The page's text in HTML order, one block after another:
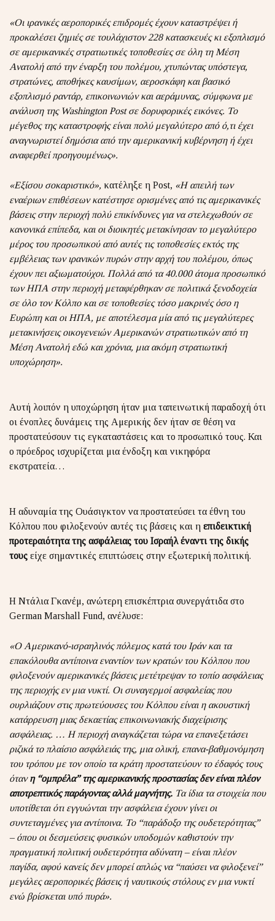
«Οι ιρανικές αεροπορικές επιδρομές έχουν καταστρέψει ή
προκαλέσει ζημιές σε τουλάχιστον 228 κατασκευές κι εξοπλισμό
σε αμερικανικές στρατιωτικές τοποθεσίες σε όλη τη Μέση
Ανατολή από την έναρξη του πολέμου, χτυπώντας υπόστεγα,
στρατώνες, αποθήκες καυσίμων, αεροσκάφη και βασικό
εξοπλισμό ραντάρ, επικοινωνιών και αεράμυνας, σύμφωνα με
ανάλυση της Washington Postσε δορυφορικές εικόνες. Το
μέγεθος της καταστροφής είναι πολύ μεγαλύτερο από ό,τι έχει
αναγνωριστεί δημόσια από την αμερικανική κυβέρνηση ή έχει
αναφερθεί προηγουμένως».
«Εξίσου σοκαριστικό», κατέληξε η Post, «Η απειλή των
εναέριων επιθέσεων κατέστησε ορισμένες από τις αμερικανικές
βάσεις στην περιοχή πολύ επικίνδυνες για να στελεχωθούν σε
κανονικά επίπεδα, και οι διοικητές μετακίνησαν το μεγαλύτερο
μέρος του προσωπικού από αυτές τις τοποθεσίες εκτός της
εμβέλειας των ιρανικών πυρών στην αρχή του πολέμου, όπως
έχουν πει αξιωματούχοι. Πολλά από τα 40.000 άτομα προσωπικό
των ΗΠΑ στην περιοχή μεταφέρθηκαν σε πολιτικά ξενοδοχεία
σε όλο τον Κόλπο και σε τοποθεσίες τόσο μακρινές όσο η
Ευρώπη και οι ΗΠΑ, με αποτέλεσμα μία από τις μεγαλύτερες
μετακινήσεις οικογενειών Αμερικανών στρατιωτικών από τη
Μέση Ανατολή εδώ και χρόνια, μια ακόμη στρατιωτική
υποχώρηση».
Αυτή λοιπόν η υποχώρηση ήταν μια ταπεινωτική παραδοχή ότι
οι ένοπλες δυνάμεις της Αμερικής δεν ήταν σε θέση να
προστατεύσουν τις εγκαταστάσεις και το προσωπικό τους. Και
ο πρόεδρος ισχυρίζεται μια ένδοξη και νικηφόρα
εκστρατεία…
Η αδυναμία της Ουάσιγκτον να προστατεύσει τα έθνη του
Κόλπου που φιλοξενούν αυτές τις βάσεις και η επιδεικτική
προτεραιότητα της ασφάλειας του Ισραήλ έναντι της δικής
τους είχε σημαντικές επιπτώσεις στην εξωτερική πολιτική.
Η Ντάλια Γκανέμ, ανώτερη επισκέπτρια συνεργάτιδα στο
German Marshall Fund, ανέλυσε:
«Ο Αμερικανό-ισραηλινός πόλεμος κατά του Ιράν και τα
επακόλουθα αντίποινα εναντίον των κρατών του Κόλπου που
φιλοξενούν αμερικανικές βάσεις μετέτρεψαν το τοπίο ασφάλειας
της περιοχής εν μια νυκτί. Οι συναγερμοί ασφαλείας που
ουρλιάζουν στις πρωτεύουσες του Κόλπου είναι η ακουστική
κατάρρευση μιας δεκαετίας επικοινωνιακής διαχείρισης
ασφάλειας. … Η περιοχή αναγκάζεται τώρα να επανεξετάσει
ριζικά το πλαίσιο ασφάλειάς της, μια ολική, επανα-βαθμονόμηση
του τρόπου με τον οποίο τα κράτη προστατεύουν το έδαφός τους
ότανη “ομπρέλα” της αμερικανικής προστασίας δεν είναι πλέον
αποτρεπτικός παράγοντας αλλά μαγνήτης. Τα ίδια τα στοιχεία που
υποτίθεται ότι εγγυώνται την ασφάλεια έχουν γίνει οι
συντεταγμένες για αντίποινα. Το “παράδοξο της ουδετερότητας”
– όπου οι δεσμεύσεις φυσικών υποδομών καθιστούν την
πραγματική πολιτική ουδετερότητα αδύνατη – είναι πλέον
παγίδα, αφού κανείς δεν μπορεί απλώς να “παύσει να φιλοξενεί”
μεγάλες αεροπορικές βάσεις ή ναυτικούς στόλους εν μια νυκτί
ενώ βρίσκεται υπό πυρά».